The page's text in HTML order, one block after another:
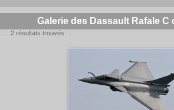
Galerie des Dassault Rafale C
. . . 2 résultats trouvés . . .